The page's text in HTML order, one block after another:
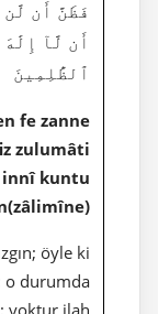
فَظَنَّ أَن
أَن لَّآ
ٱلظَّٰلِمِينَ
fe zanne
zulumâti
innî kuntu
öyle ki
o durumda